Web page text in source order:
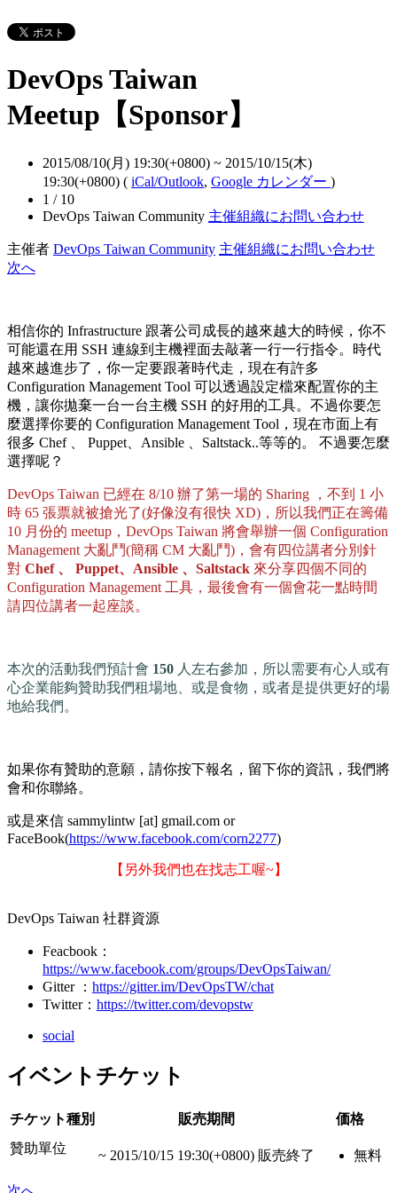
DevOps Taiwan
Meetup【Sponsor】
2015/08/10(月) 19:30(+0800) ~ 2015/10/15(木)
19:30(+0800) ( iCal/Outlook, Google カレンダー )
1 / 10
DevOps Taiwan Community 主催組織にお問い合わせ
主催者 DevOps Taiwan Community 主催組織にお問い合わせ
次へ
相信你的 Infrastructure 跟著公司成長的越來越大的時候，你不
可能還在用 SSH 連線到主機裡面去敲著一行一行指令。時代
越來越進步了，你一定要跟著時代走，現在有許多
Configuration Management Tool 可以透過設定檔來配置你的主
機，讓你拋棄一台一台主機 SSH 的好用的工具。不過你要怎
麼選擇你要的 Configuration Management Tool，現在市面上有
很多 Chef 、 Puppet、Ansible 、Saltstack..等等的。 不過要怎麼
選擇呢？
DevOps Taiwan 已經在 8/10 辦了第一場的 Sharing ，不到 1 小
時 65 張票就被搶光了(好像沒有很快 XD)，所以我們正在籌備
10 月份的 meetup，DevOps Taiwan 將會舉辦一個 Configuration
Management 大亂鬥(簡稱 CM 大亂鬥)，會有四位講者分別針
對 Chef 、 Puppet、Ansible 、Saltstack 來分享四個不同的
Configuration Management 工具，最後會有一個會花一點時間
請四位講者一起座談。
本次的活動我們預計會 150 人左右參加，所以需要有心人或有
心企業能夠贊助我們租場地、或是食物，或者是提供更好的場
地給我們。
如果你有贊助的意願，請你按下報名，留下你的資訊，我們將
會和你聯絡。
或是來信 sammylintw [at] gmail.com or
FaceBook(https://www.facebook.com/corn2277)
【另外我們也在找志工喔~】
DevOps Taiwan 社群資源
Feacbook：
https://www.facebook.com/groups/DevOpsTaiwan/
Gitter ： https://gitter.im/DevOpsTW/chat​
Twitter： https://twitter.com/devopstw
social
イベントチケット
チケット種別 販売期間
価格
贊助單位
~ 2015/10/15 19:30(+0800) 販売終了 無料